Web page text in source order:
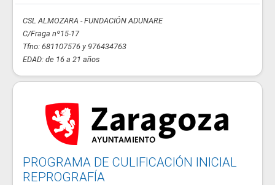
CSL ALMOZARA - FUNDACIÓN ADUNARE
C/Fraga nº15-17
Tfno: 681107576 y 976434763
EDAD: de 16 a 21 años
PROGRAMA DE CULIFICACIÓN INICIAL
REPROGRAFÍA